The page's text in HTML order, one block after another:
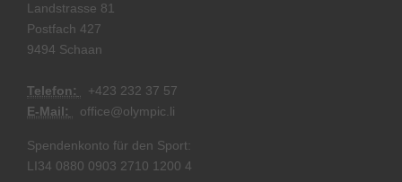
Landstrasse 81
Postfach 427
9494 Schaan
Telefon: +423 232 37 57
E-Mail:
office@olympic.li
Spendenkonto für den Sport:
LI34 0880 0903 2710 1200 4